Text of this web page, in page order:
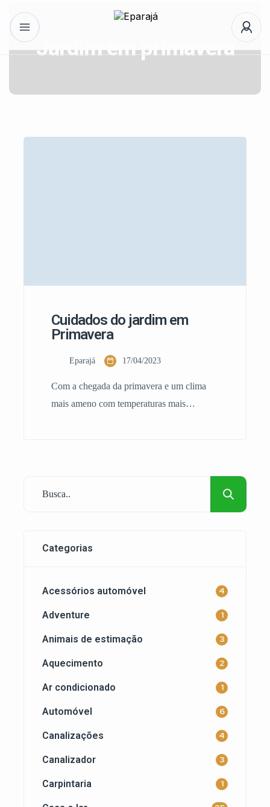
Jardim em primavera
Cuidados do jardim em
Primavera
Eparajá 17/04/2023
Com a chegada da primavera e um clima
mais ameno com temperaturas mais
Por isso, ternam-se importantes, os cuidados
Categorias
Acessórios automóvel 4
Adventure 1
Animais de estimação 3
Aquecimento 2
Ar condicionado 1
Automóvel 6
Canalizações 4
Canalizador 3
Carpintaria 1